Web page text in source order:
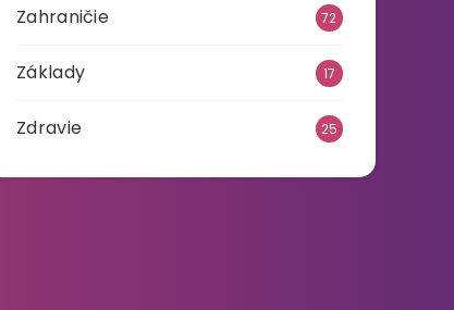
Zahraničie 72
Základy 17
Zdravie 25